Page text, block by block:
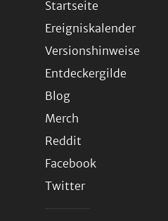
Startseite
Ereigniskalender
Versionshinweise
Entdeckergilde
Blog
Merch
Reddit
Facebook
Twitter